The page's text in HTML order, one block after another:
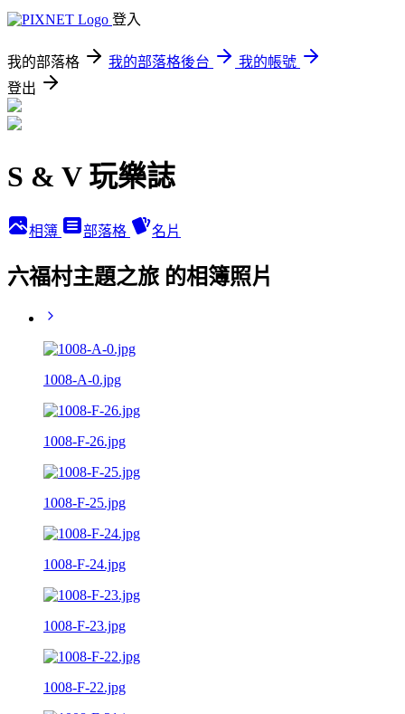
登入
我的部落格 我的部落格後台
我的帳號
登出
S & V 玩樂誌
相簿 部落格 名片
六福村主題之旅 的相簿照片
1008-A-0.jpg
1008-F-26.jpg
1008-F-25.jpg
1008-F-24.jpg
1008-F-23.jpg
1008-F-22.jpg